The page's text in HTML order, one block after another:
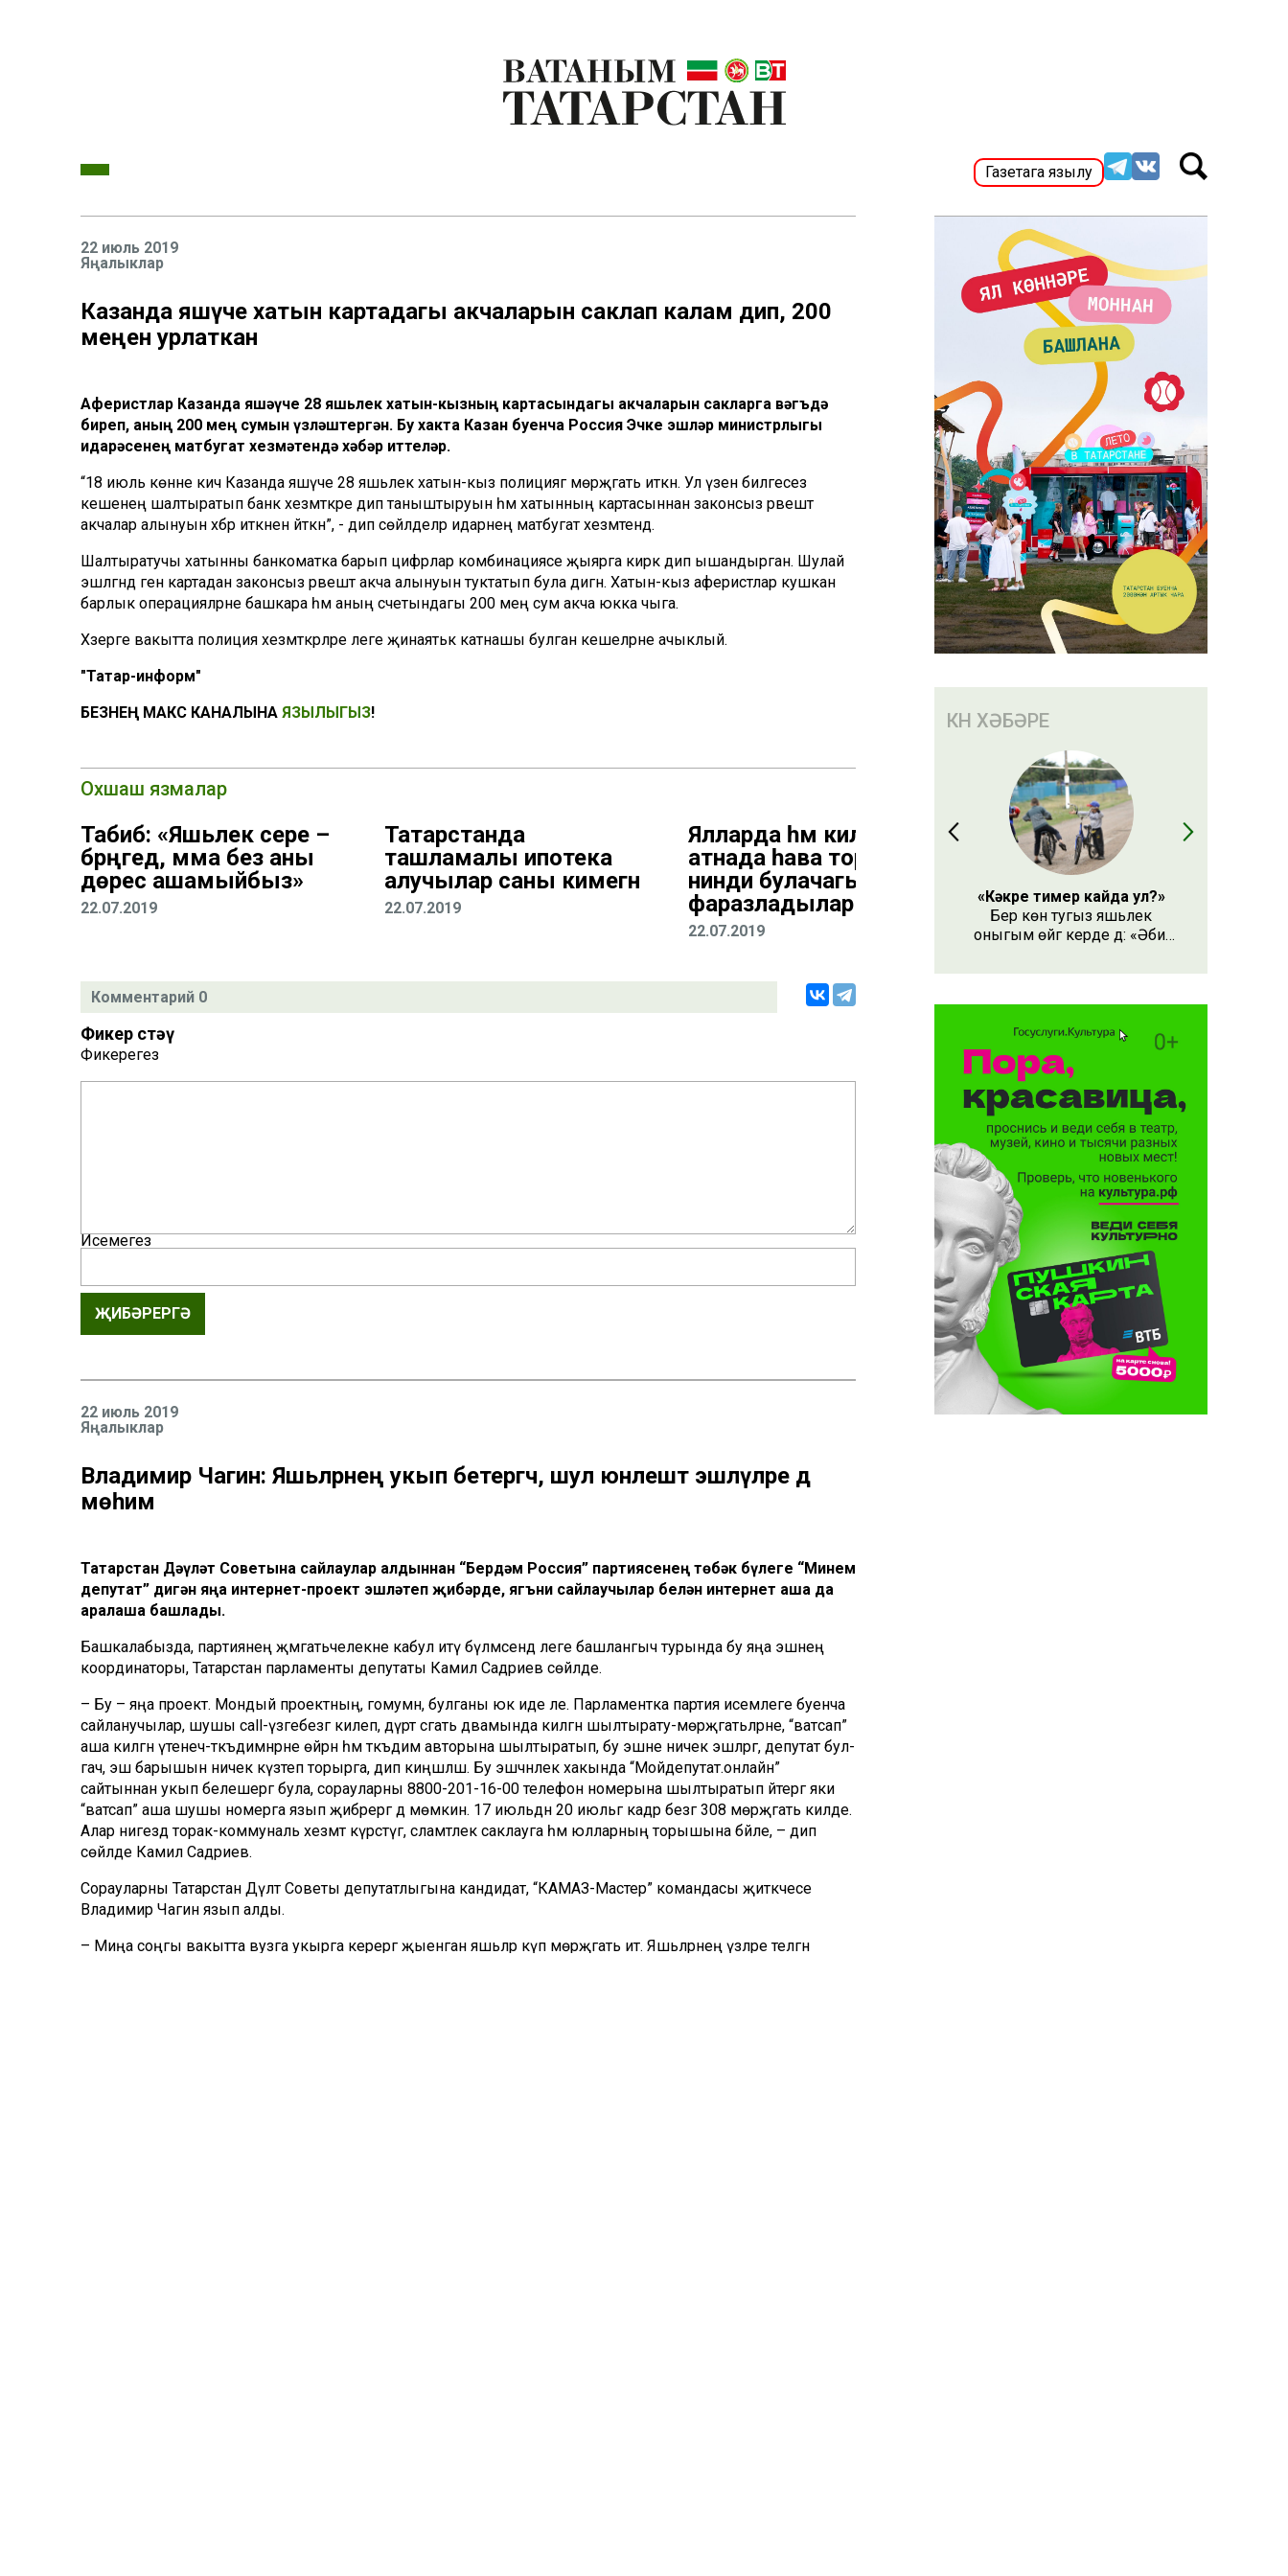
Газетага язылу
22 июль 2019
Яңалыклар
Казанда яшәүче хатын картадагы акчаларын саклап калам дип, 200
меңен урлаткан
Аферистлар Казанда яшәүче 28 яшьлек хатын-кызның картасындагы акчаларын сакларга вәгъдә
биреп, аның 200 мең сумын үзләштергән. Бу хакта Казан буенча Россия Эчке эшләр министрлыгы
идарәсенең матбугат хезмәтендә хәбәр иттеләр.
“18 июль көнне кич Казанда яшәүче 28 яшьлек хатын-кыз полициягә мөрәҗәгать иткән. Ул үзенә билгесез
кешенең шалтыратып банк хезмәткәре дип таныштыруын һәм хатынның картасыннан законсыз рәвештә
акчалар алынуын хәбәр иткәнен әйткән”, - дип сөйләделәр идарәнең матбугат хезмәтендә.
Шалтыратучы хатынны банкоматка барып цифрлар комбинациясе җыярга кирәк дип ышандырган. Шулай
эшләгәндә генә картадан законсыз рәвештә акча алынуын туктатып була дигән. Хатын-кыз аферистлар кушкан
барлык операцияләрне башкара һәм аның счетындагы 200 мең сум акча юкка чыга.
Хәзерге вакытта полиция хезмәткәрләре әлеге җинаятькә катнашы булган кешеләрне ачыклый.
"Татар-информ"
БЕЗНЕҢ МАКС КАНАЛЫНА ЯЗЫЛЫГЫЗ!
Охшаш язмалар
Табиб: «Яшьлек сере –
бәрәңгедә, әмма без аны
дөрес ашамыйбыз»
22.07.2019
Татарстанда
ташламалы ипотека
алучылар саны кимегән
22.07.2019
Ялларда һәм киләсе
атнада һава торышы
нинди булачагын
фаразладылар
22.07.2019
Комментарий 0
Фикер өстәү
Фикерегез
Исемегез
ҖИБӘРЕРГӘ
22 июль 2019
Яңалыклар
Владимир Чагин: Яшьләрнең укып бетергәч, шул юнә­лештә эшләүләре дә
мөһим
Татарстан Дәүләт Советына сайлаулар алдыннан “Бердәм Россия” партиясенең төбәк бүлеге “Минем
депутат” дигән яңа интернет-проект эшләтеп җибәр­де, ягъни сайлаучылар белән интернет аша да
аралаша башлады.
Башкалабызда, пар­тиянең җәмәгать­челек­не кабул итү бүлмәсендә әлеге башлангыч турында бу яңа эшнең
координаторы, Татарстан парламенты депутаты Камил Садриев сөйләде.
– Бу – яңа проект. Мондый проектның, гомумән, бул­ганы юк иде әле. Парламентка партия исемлеге буенча
сайланучылар, шушы call-үзә­ге­безгә килеп, дүрт сә­гать дә­вамында килгән шыл­ты­ра­ту-мөрәҗәгать­ләр­не, “ват­сап”
аша килгән үте­неч-тәкъдимнәрне өй­рәнә һәм тәкъдим авторына шыл­тыратып, бу эшне ни­чек эш­ләргә, депутат бул­
гач, эш барышын ничек күзәтеп торырга, дип ки­ңәшләшә. Бу эш­чәнлек хакында “Мойдепутат.онлайн”
сайтыннан укып бе­лешергә була, сорауларны 8800-201-16-00 телефон номерына шылтыратып әй­тер­гә яки
“ватсап” аша шушы номерга язып җи­бә­рергә дә мөмкин. 17 июль­дән 20 июль­гә кадәр безгә 308 мө­рәҗә­гать килде.
Алар ни­гездә то­рак-комму­наль хез­мәт күрсә­тү­гә, сәла­мәтлек саклауга һәм юл­лар­ның торышына бәй­ле, – дип
сөйләде Камил Садриев.
Сорауларны Татарстан Дәүләт Советы депутатлыгына кандидат, “КАМАЗ-­Мастер” командасы җитәк­чесе
Владимир Чагин язып алды.
– Миңа соңгы вакытта вузга укырга керергә җыен­ган яшьләр күп мөрәҗәгать итә. Яшьләрнең үзләре те­ләгән
КӨН ХӘБӘРЕ
«Кәкре тимер кайда ул?»
Бер көн тугыз яшьлек
оныгым өйгә керде дә: «Әби,
ул?» – дип сорады.